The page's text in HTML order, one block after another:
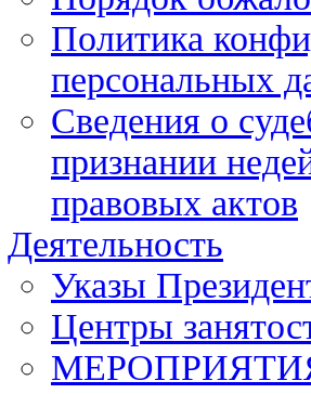
Политика
персональных
Сведения о
признании
правовых актов
Деятельность
Указы
Центры